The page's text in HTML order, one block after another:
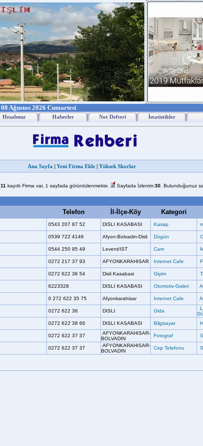
08 Ağustos 2026 Cumartesi
Hesabınız Haberler Not Defteri İstatistikler
Ana Sayfa | Yeni Firma Ekle| Yüksek Skorlar
11 kayıtlı Firma var, 1 sayfada görüntülenmekte. Sayfada İzlenim:30 . Bulunduğunuz
Telefon İl-İlçe-Köy Kategori
0543 207 87 52 DISLI KASABASI Kasap
0539 722 4146 Afyon-Bolvadin-Disli Dügün
0544 250 95 49 Levent/IST Cam
0272 217 37 93 AFYONKARAHISAR Internet Cafe
0272 622 36 54 Disli Kasabasi Giyim
6223328 DISLI KASABASI Otomotiv-Galeri
0 272 622 35 75 Afyonkarahisar Internet Cafe
0272 622 36 DISLI Gida
0272 622 38 66 DISLI KASABASI Bilgisayar
0272 622 37 37
AFYONKARAHISAR-
BOLVADIN
Fotograf
0272 622 37 37
AFYONKARAHISAR-
BOLVADIN
Cep Telefonu